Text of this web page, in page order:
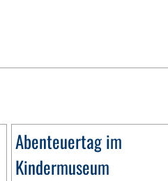
Abenteuertag im
Kindermuseum